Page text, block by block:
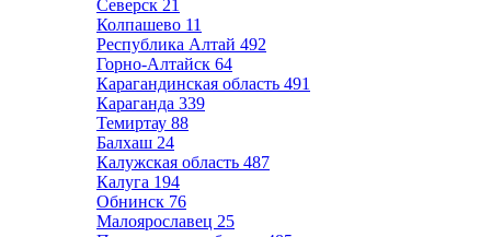
Северск 21
Колпашево 11
Республика Алтай 492
Горно-Алтайск 64
Карагандинская область 491
Караганда 339
Темиртау 88
Балхаш 24
Калужская область 487
Калуга 194
Обнинск 76
Малоярославец 25